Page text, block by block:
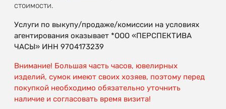
стоимости.
Услуги по выкупу/продаже/комиссии на условиях
агентирования оказывает *ООО «ПЕРСПЕКТИВА
ЧАСЫ» ИНН 9704173239
Внимание! Большая часть часов, ювелирных
изделий, сумок имеют своих хозяев, поэтому перед
покупкой необходимо обязательно уточнить
наличие и согласовать время визита!